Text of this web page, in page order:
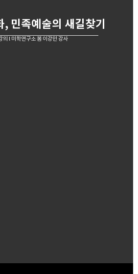
, 민족예술의 새길찾기
의 l 미학연구소 봄 이강민 강사